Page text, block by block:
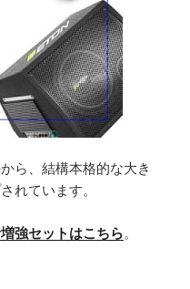
ら、結構本格的な大き
れています。
強セットはこちら。